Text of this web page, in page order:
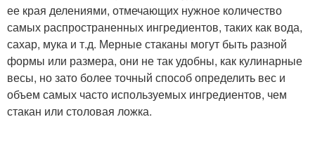
ее края делениями, отмечающих нужное количество
самых распространенных ингредиентов, таких как вода,
сахар, мука и т.д. Мерные стаканы могут быть разной
формы или размера, они не так удобны, как кулинарные
весы, но зато более точный способ определить вес и
объем самых часто используемых ингредиентов, чем
стакан или столовая ложка.